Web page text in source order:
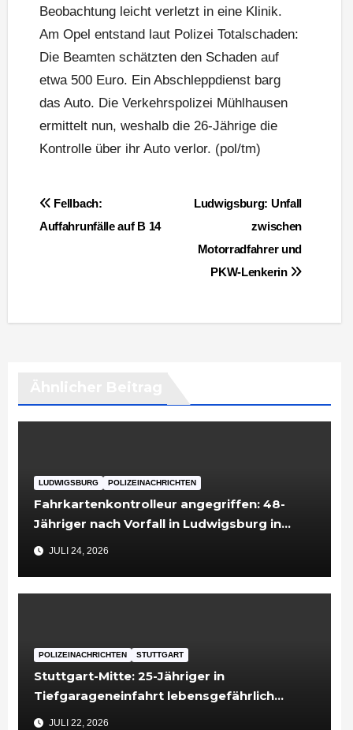
Beobachtung leicht verletzt in eine Klinik.
Am Opel entstand laut Polizei Totalschaden:
Die Beamten schätzten den Schaden auf
etwa 500 Euro. Ein Abschleppdienst barg
das Auto. Die Verkehrspolizei Mühlhausen
ermittelt nun, weshalb die 26-Jährige die
Kontrolle über ihr Auto verlor. (pol/tm)
BeitragsnavigationLudwigsburg: Unfall
zwischen
Motorradfahrer und
PKW-Lenkerin
Fellbach:
Auffahrunfälle auf B 14
LUDWIGSBURG POLIZEINACHRICHTEN
Fahrkartenkontrolleur angegriffen: 48-
Jähriger nach Vorfall in Ludwigsburg in
Untersuchungshaft
JULI 24, 2026
POLIZEINACHRICHTEN STUTTGART
Stuttgart-Mitte: 25-Jähriger in
Tiefgarageneinfahrt lebensgefährlich
verletzt
JULI 22, 2026